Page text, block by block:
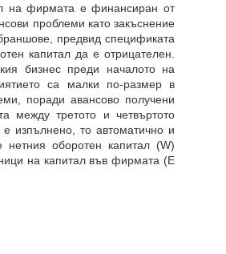
на фирмата е финансиран от
проблеми като закъснение
предвид спецификата
капитал да е отрицателен.
бизнес преди началото на
са малки по-размер в
поради авансово получени
между третото и четвъртото
изпълнено, то автоматично и
оборотен капитал (W)
на капитал във фирмата (Е